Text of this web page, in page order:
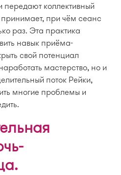
коллективный
при чём сеанс
раз. Эта практика
навык приёма-
свой потенциал
мастерство, но и
поток Рейки,
многие проблемы и